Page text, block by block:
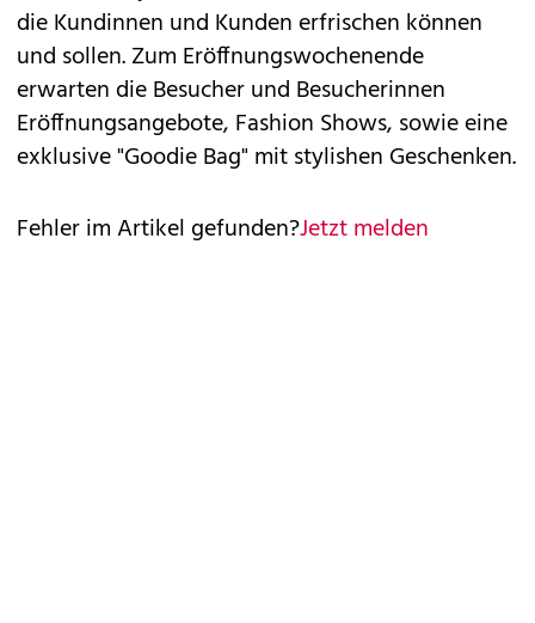
die Kundinnen und Kunden erfrischen können
und sollen. Zum Eröffnungswochenende
erwarten die Besucher und Besucherinnen
Eröffnungsangebote, Fashion Shows, sowie eine
exklusive "Goodie Bag" mit stylishen Geschenken.
Fehler im Artikel gefunden?Jetzt melden